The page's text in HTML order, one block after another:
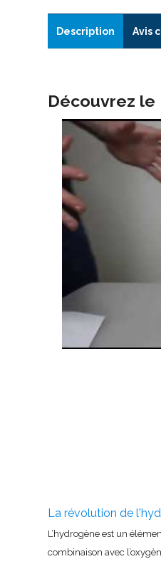
Description Avis
Découvrez le
La révolution de
L’hydrogène est un
combinaison avec